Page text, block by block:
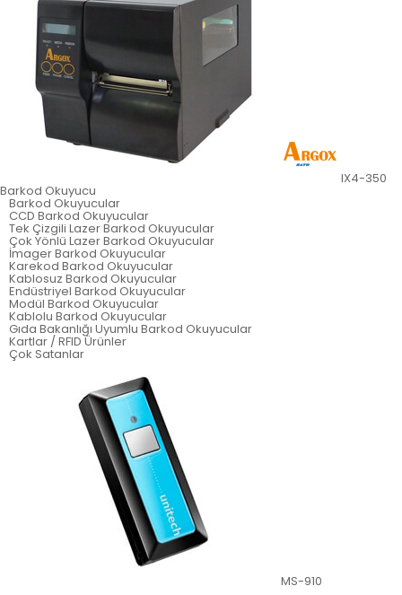
IX4-350
Barkod Okuyucu
Barkod Okuyucular
CCD Barkod Okuyucular
Tek Çizgili Lazer Barkod Okuyucular
Çok Yönlü Lazer Barkod Okuyucular
İmager Barkod Okuyucular
Karekod Barkod Okuyucular
Kablosuz Barkod Okuyucular
Endüstriyel Barkod Okuyucular
Modül Barkod Okuyucular
Kablolu Barkod Okuyucular
Gıda Bakanlığı Uyumlu Barkod Okuyucular
Kartlar / RFID Ürünler
Çok Satanlar
MS-910